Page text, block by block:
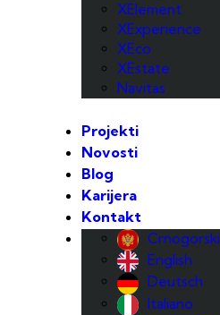
XElement
XExperience
XEco
XEstate
Navitas
Projekti
Novosti
Blog
Karijera
Kontakt
Crnogorski
English
Deutsch
Italiano